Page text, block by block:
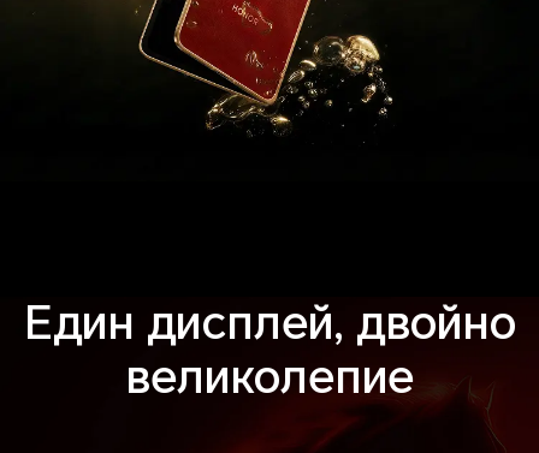
Един дисплей, двойно
великолепие